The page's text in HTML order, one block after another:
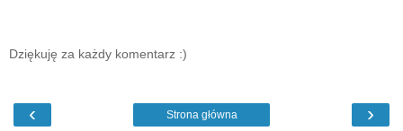
Dziękuję za każdy komentarz :)
‹ ›
Strona główna